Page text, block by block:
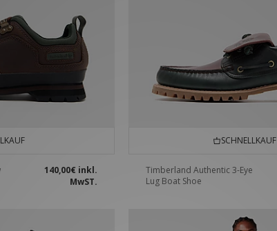
140,00€ inkl.
MwST.
SCHNELLKAUF
Timberland Authentic 3-Eye
Lug Boat Shoe